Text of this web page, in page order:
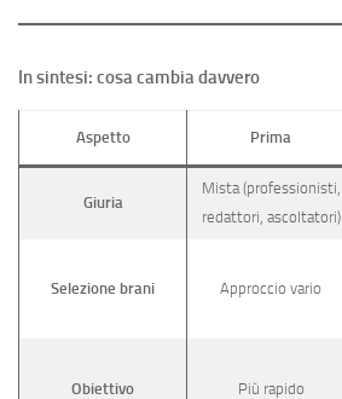
In sintesi: cosa cambia davvero
Aspetto Prima
Giuria
Mista (professionisti,
redattori, ascoltatori)
Selezione brani Approccio vario
Obiettivo Più rapido